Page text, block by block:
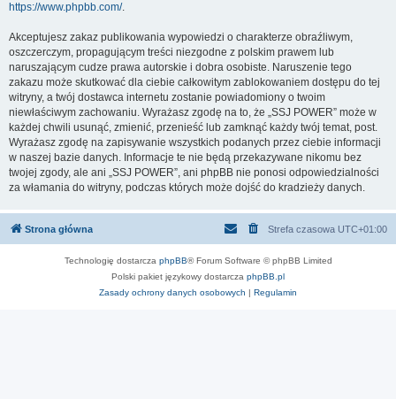
https://www.phpbb.com/.
Akceptujesz zakaz publikowania wypowiedzi o charakterze obraźliwym,
oszczerczym, propagującym treści niezgodne z polskim prawem lub
naruszającym cudze prawa autorskie i dobra osobiste. Naruszenie tego
zakazu może skutkować dla ciebie całkowitym zablokowaniem dostępu do tej
witryny, a twój dostawca internetu zostanie powiadomiony o twoim
niewłaściwym zachowaniu. Wyrażasz zgodę na to, że „SSJ POWER” może w
każdej chwili usunąć, zmienić, przenieść lub zamknąć każdy twój temat, post.
Wyrażasz zgodę na zapisywanie wszystkich podanych przez ciebie informacji
w naszej bazie danych. Informacje te nie będą przekazywane nikomu bez
twojej zgody, ale ani „SSJ POWER”, ani phpBB nie ponosi odpowiedzialności
za włamania do witryny, podczas których może dojść do kradzieży danych.
Strona główna Strefa czasowa UTC+01:00
Technologię dostarcza phpBB® Forum Software © phpBB Limited
Polski pakiet językowy dostarcza phpBB.pl
Zasady ochrony danych osobowych | Regulamin